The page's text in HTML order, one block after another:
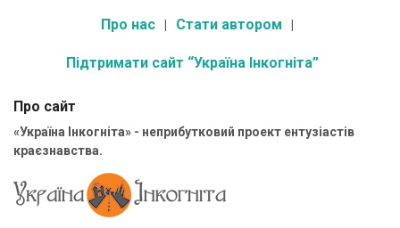
Про нас Стати автором
Підтримати сайт “Україна Інкогніта”
Про сайт
«Україна Інкогніта» - неприбутковий проект ентузіастів
краєзнавства.